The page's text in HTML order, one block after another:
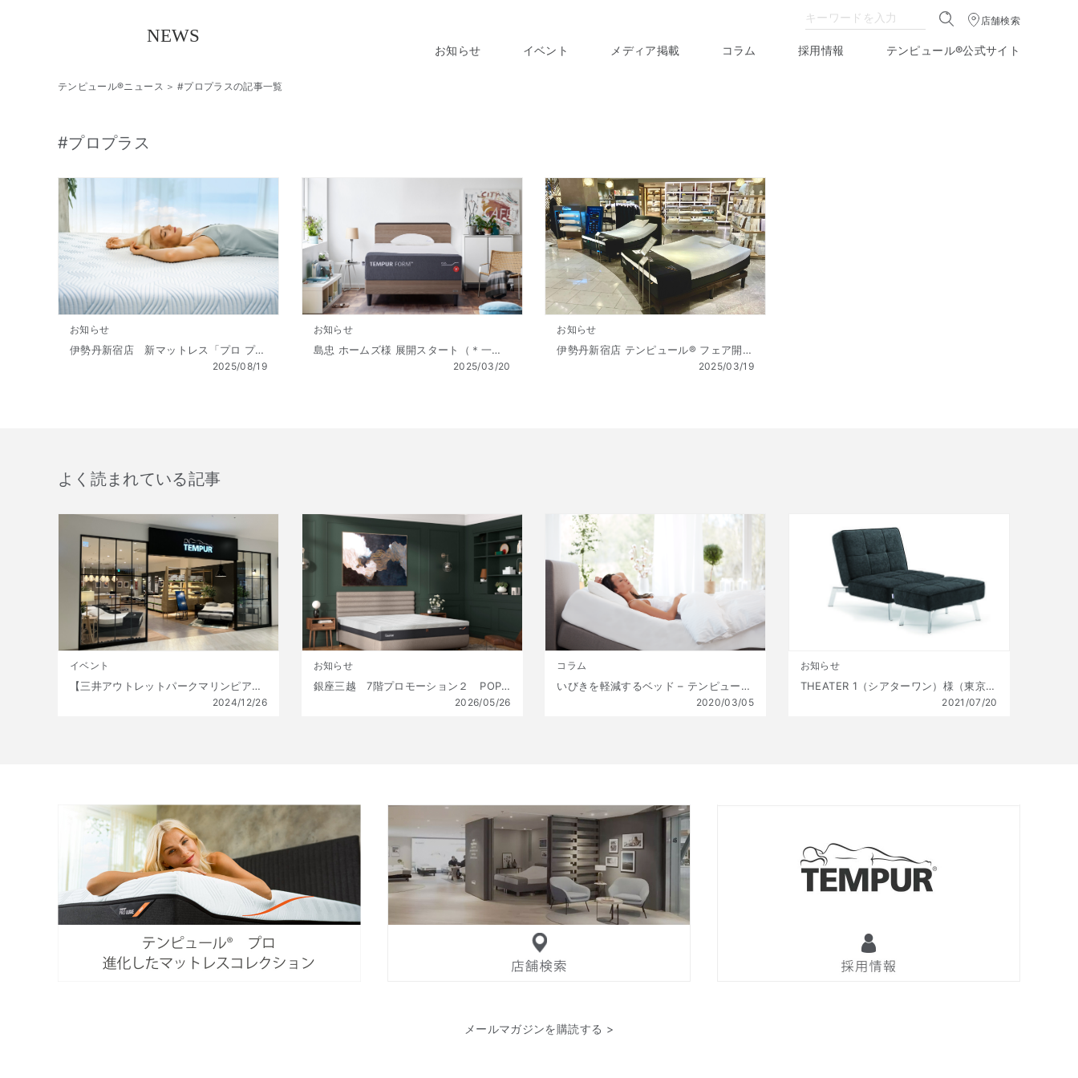
店舗検索
お知らせ イベント メディア掲載 コラム 採用情報 テンピュール®公式サイト
テンピュール®ニュース #プロプラスの記事一覧
#プロプラス
お知らせ
伊勢丹新宿店 新マットレス​「プロ プラス スマートクール」展開開始
2025/08/19
お知らせ
島忠 ホームズ様 展開スタート（＊一部店舗）
2025/03/20
お知らせ
伊勢丹新宿店 テンピュール® フェア開催中（エルゴ スマート常設展示中）
2025/03/19
よく読まれている記事
イベント
【三井アウトレットパークマリンピア神戸店】年に一度の大特価!! 初夢福袋 販売開始!! 1月1日(水)～1月13日(月祝) 数量限定!
2024/12/26
お知らせ
銀座三越 7階プロモーション２ POPUP 【5/27(水)～6/9(火)】
2026/05/26
コラム
いびきを軽減するベッド – テンピュール ® ゼロジー®
2020/03/05
お知らせ
THEATER 1（シアターワン）様（東京都西多摩郡）：オストゥーニを採用頂きました
2021/07/20
メールマガジンを購読する >